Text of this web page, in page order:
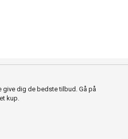
give dig de bedste tilbud. Gå på
kup.